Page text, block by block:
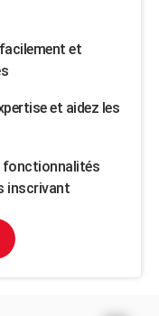
et
et aidez les
fonctionnalités
inscrivant